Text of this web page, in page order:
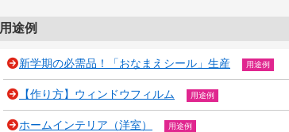
用途例
新学期の必需品！「おなまえシール」生産 用途例
【作り方】ウィンドウフィルム 用途例
ホームインテリア（洋室） 用途例